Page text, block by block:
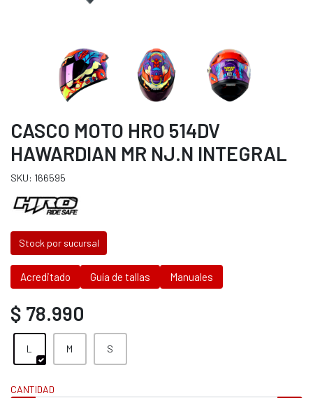
CASCO MOTO HRO 514DV
HAWARDIAN MR NJ.N INTEGRAL
SKU: 166595
Stock por sucursal
Acreditado Guía de tallas Manuales
$ 78.990
L M S
CANTIDAD